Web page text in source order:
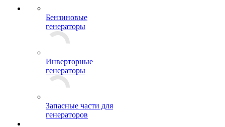
Бензиновые
генераторы
Инверторные
генераторы
Запасные части для
генераторов